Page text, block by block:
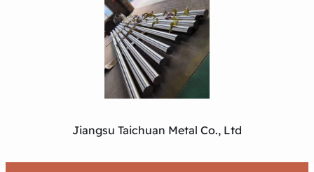
Jiangsu Taichuan Metal Co., Ltd